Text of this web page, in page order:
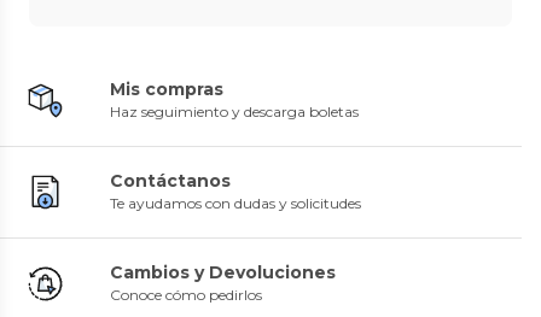
Mis compras
Haz seguimiento y descarga boletas
Contáctanos
Te ayudamos con dudas y solicitudes
Cambios y Devoluciones
Conoce cómo pedirlos